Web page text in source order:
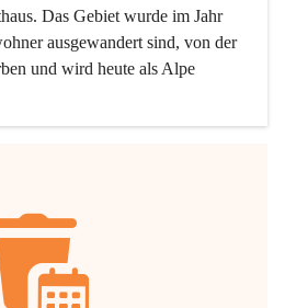
Das Gebiet wurde im Jahr
ausgewandert sind, von der
und wird heute als Alpe